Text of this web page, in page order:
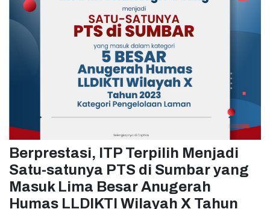
Berprestasi, ITP Terpilih Menjadi
Satu-satunya PTS di Sumbar yang
Masuk Lima Besar Anugerah
Humas LLDIKTI Wilayah X Tahun